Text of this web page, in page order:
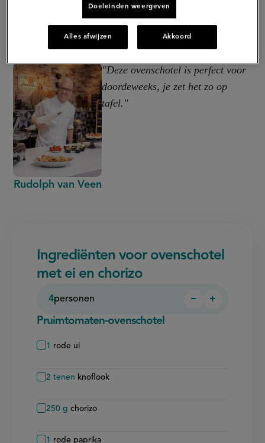
Rudolph van Veen
"Deze ovenschotel is perfect voor
doordeweeks, je zet het zo op
tafel."
Ingrediënten voor ovenschotel
met ei en chorizo
4personen
Persoon
−
Persoon
+
Pruimtomaten-ovenschotel
1 rode ui
2 tenen knoflook
250 g chorizo
1 rode paprika
Doeleinden weergeven
Alles afwijzen Akkoord